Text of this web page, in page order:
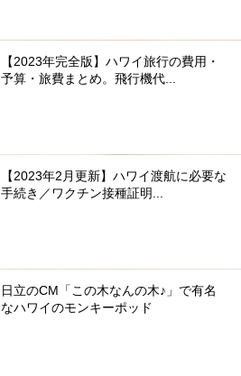
【2023年完全版】ハワイ旅行の費用・
予算・旅費まとめ。飛行機代...
【2023年2月更新】ハワイ渡航に必要な
手続き／ワクチン接種証明...
日立のCM「この木なんの木♪」で有名
なハワイのモンキーポッド